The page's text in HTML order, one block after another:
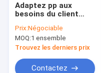
Adaptez pp aux
besoins du client
faisant à machine
complètement
automatique de
Prix:Négociable
MOQ:1 ensemble
Trouvez les derniers prix
Contactez